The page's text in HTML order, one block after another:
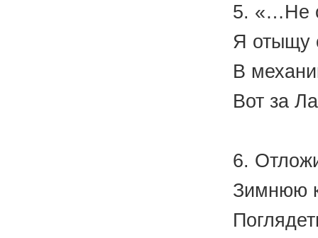
5. «…Не
Я отыщу
В
Вот за
6.
Зимнюю